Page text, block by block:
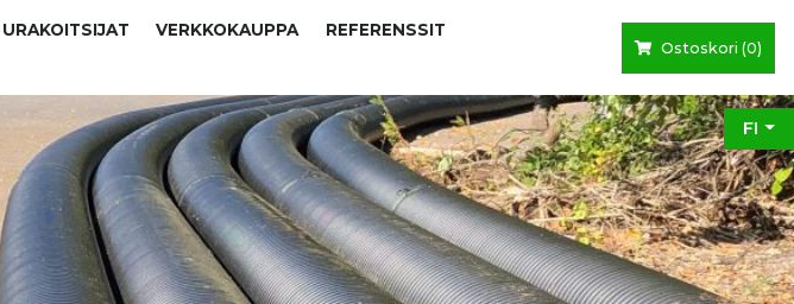
VERKKOKAUPPA
REFERENSSIT
Ostoskori (0)
FI